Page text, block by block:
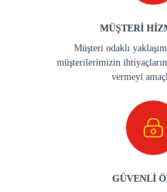
MÜŞTERİ
Müşteri odaklı
müşterilerimizin
vermeyi
GÜVENLİ